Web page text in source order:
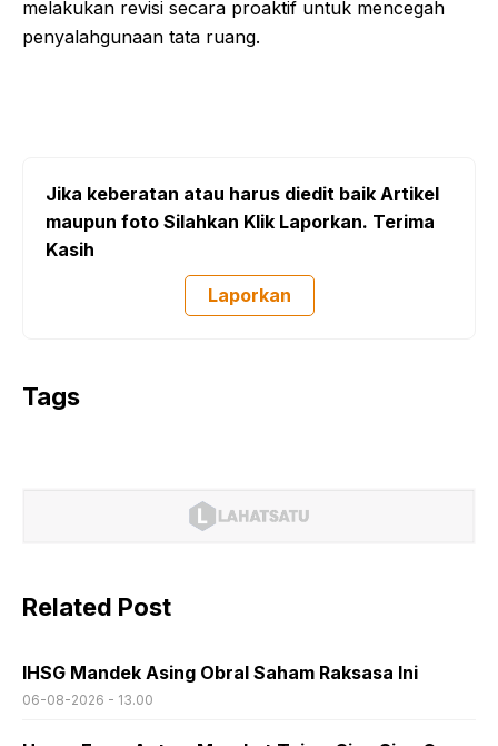
melakukan revisi secara proaktif untuk mencegah
penyalahgunaan tata ruang.
Jika keberatan atau harus diedit baik Artikel
maupun foto Silahkan Klik Laporkan. Terima
Kasih
Laporkan
Tags
Related Post
IHSG Mandek Asing Obral Saham Raksasa Ini
06-08-2026 - 13.00